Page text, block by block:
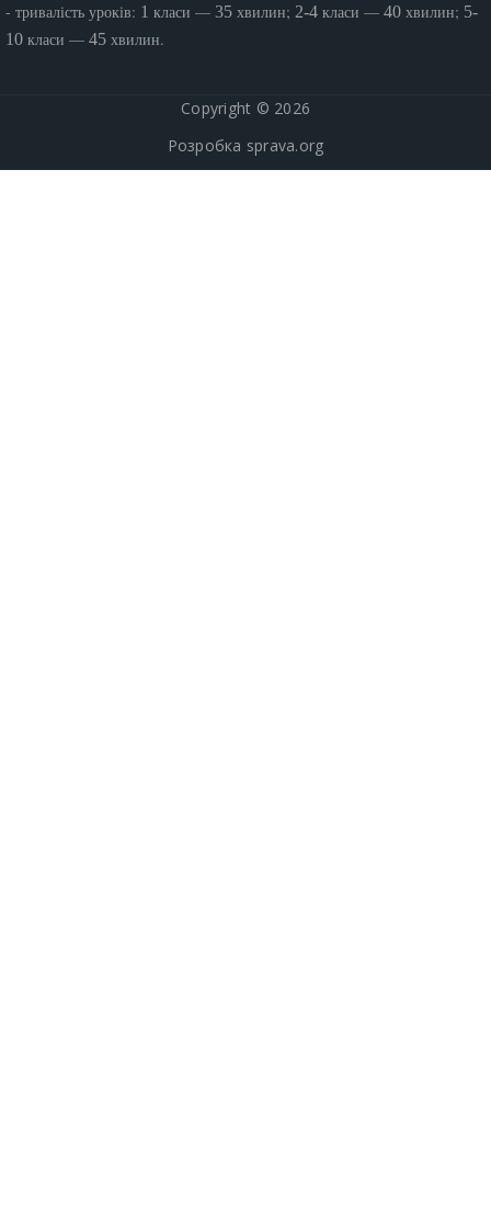
- тривалість уроків: 1 класи — 35 хвилин; 2-4 класи — 40 хвилин; 5-
10 класи — 45 хвилин.
Copyright © 2026
Розробка sprava.org